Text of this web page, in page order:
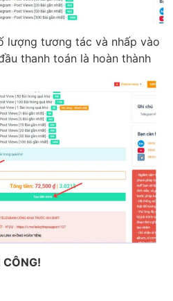
lượng tương tác và nhấp vào
thanh toán là hoàn thành